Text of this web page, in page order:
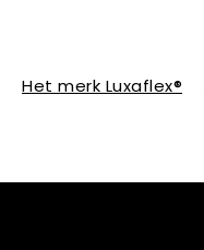
Het merk Luxaflex®